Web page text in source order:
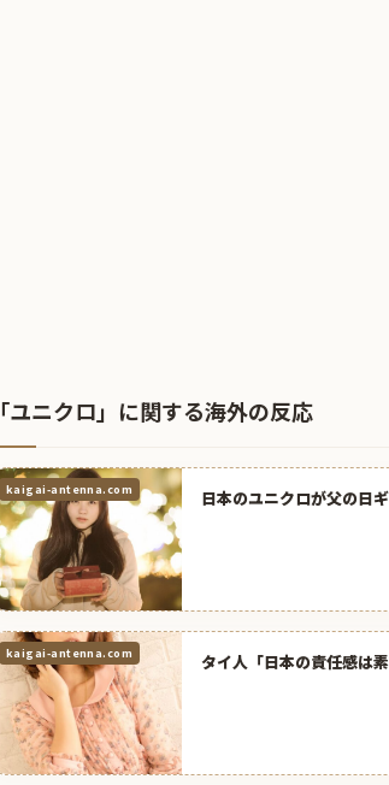
「ユニクロ」に関する海外の反応
kaigai-antenna.com 日本のユニクロが父の日
kaigai-antenna.com タイ人「日本の責任感は